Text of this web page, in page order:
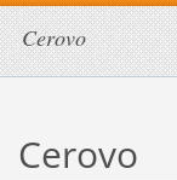
Cerovo
Cerovo